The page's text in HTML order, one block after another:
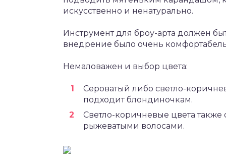
искусственно и ненатурально.
Инструмент для броу-арта должен
внедрение было очень
Немаловажен и выбор цвета:
Сероватый либо светло-
подходит блондиночкам.
Светло-коричневые цвета
рыжеватыми волосами.